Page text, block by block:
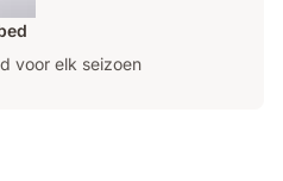
voor elk seizoen